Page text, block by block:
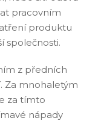
pracovním
produktu
společnosti.
z předních
Za mnohaletým
za tímto
nápady